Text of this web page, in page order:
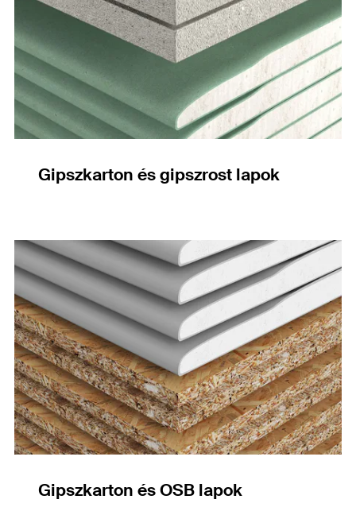
Gipszkarton és gipszrost lapok
Gipszkarton és OSB lapok